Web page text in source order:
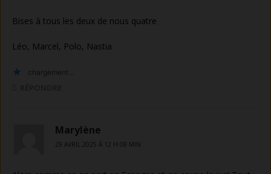
Bises à tous les deux de nous quatre
Léo, Marcel, Polo, Nastia
chargement…
Marylène
29 AVRIL 2025 À 12 H 08 MIN